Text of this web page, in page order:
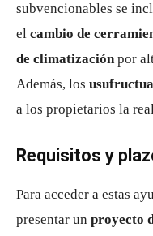
subvencionables se
el cambio de
de climatizaciónpor
Además, los
a los propietarios la
Requisitos y
Para acceder a estas
presentar un proyecto